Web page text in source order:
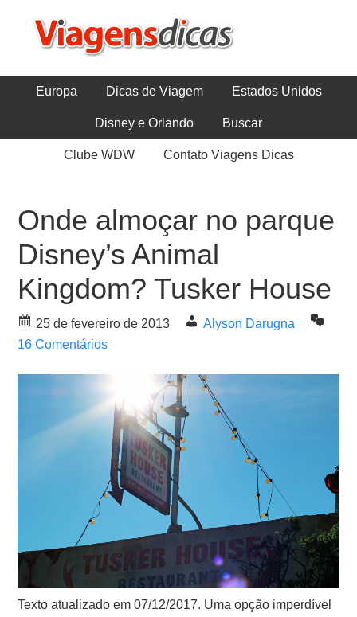
Europa Dicas de Viagem Estados Unidos
Disney e Orlando Buscar
Clube WDW Contato Viagens Dicas
Onde almoçar no parque
Disney’s Animal
Kingdom? Tusker House
25 de fevereiro de 2013
Alyson Darugna
16 Comentários
Texto atualizado em 07/12/2017. Uma opção imperdível